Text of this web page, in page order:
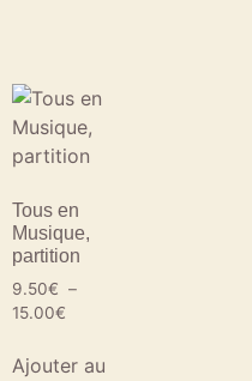
Tous en
Musique,
partition
9.50€ –
15.00€
Ajouter au